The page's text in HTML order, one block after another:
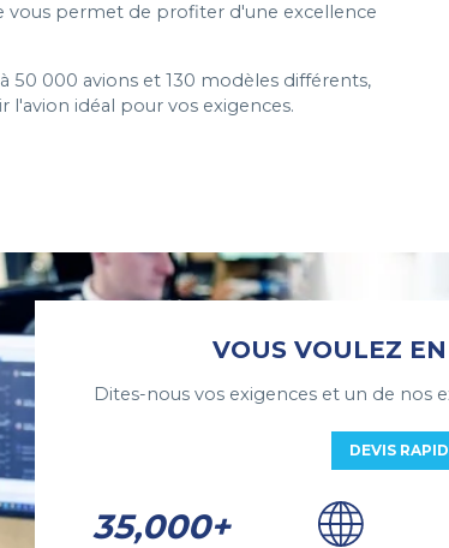
vous permet de profiter d'une excellence
50 000 avions et 130 modèles différents,
idéal pour vos exigences.
VOUS VOULEZ
Dites-nous vos exigences et un de nos
DEVIS
35,000+